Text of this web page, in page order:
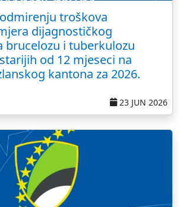
troškova
dijagnostičkog
brucelozu i tuberkulozu
od 12 mjeseci na
kantona za 2026.
23 JUN 2026